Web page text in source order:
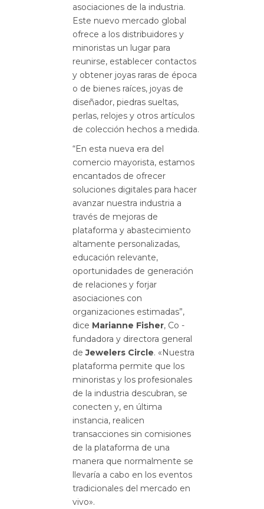
asociaciones de la industria.
Este nuevo mercado global
ofrece a los distribuidores y
minoristas un lugar para
reunirse, establecer contactos
y obtener joyas raras de época
o de bienes raíces, joyas de
diseñador, piedras sueltas,
perlas, relojes y otros artículos
de colección hechos a medida.
“En esta nueva era del
comercio mayorista, estamos
encantados de ofrecer
soluciones digitales para hacer
avanzar nuestra industria a
través de mejoras de
plataforma y abastecimiento
altamente personalizadas,
educación relevante,
oportunidades de generación
de relaciones y forjar
asociaciones con
organizaciones estimadas”,
dice Marianne Fisher, Co -
fundadora y directora general
deJewelers Circle. «Nuestra
plataforma permite que los
minoristas y los profesionales
de la industria descubran, se
conecten y, en última
instancia, realicen
transacciones sin comisiones
de la plataforma de una
manera que normalmente se
llevaría a cabo en los eventos
tradicionales del mercado en
vivo».